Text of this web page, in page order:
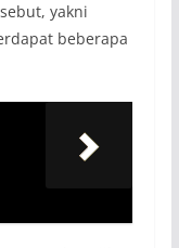
yakni
beberapa